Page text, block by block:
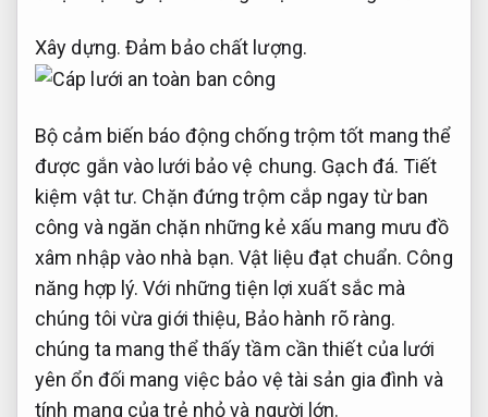
Xây dựng. Đảm bảo chất lượng.
Bộ cảm biến báo động chống trộm tốt mang thể
được gắn vào lưới bảo vệ chung. Gạch đá. Tiết
kiệm vật tư. Chặn đứng trộm cắp ngay từ ban
công và ngăn chặn những kẻ xấu mang mưu đồ
xâm nhập vào nhà bạn.Vật liệu đạt chuẩn. Công
năng hợp lý. Với những tiện lợi xuất sắc mà
chúng tôi vừa giới thiệu, Bảo hành rõ ràng.
chúng ta mang thể thấy tầm cần thiết của lưới
yên ổn đối mang việc bảo vệ tài sản gia đình và
tính mạng của trẻ nhỏ và người lớn.